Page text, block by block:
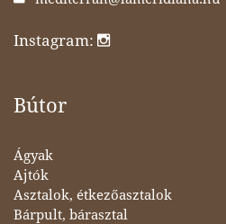
Instagram:
Bútor
Ágyak
Ajtók
Asztalok, étkezőasztalok
Bárpult, bárasztal